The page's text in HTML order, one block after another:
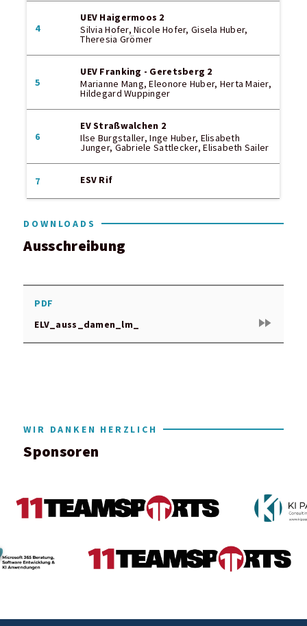
4
UEV Haigermoos 2
Silvia Hofer, Nicole Hofer, Gisela Huber,
Theresia Grömer
5
UEV Franking - Geretsberg 2
Marianne Mang, Eleonore Huber, Herta Maier,
Hildegard Wuppinger
6
EV Straßwalchen 2
Ilse Burgstaller, Inge Huber, Elisabeth
Junger, Gabriele Sattlecker, Elisabeth Sailer
7 ESV Rif
DOWNLOADS
Ausschreibung
PDF
ELV_auss_damen_lm_
fast_forward
WIR DANKEN HERZLICH
Sponsoren